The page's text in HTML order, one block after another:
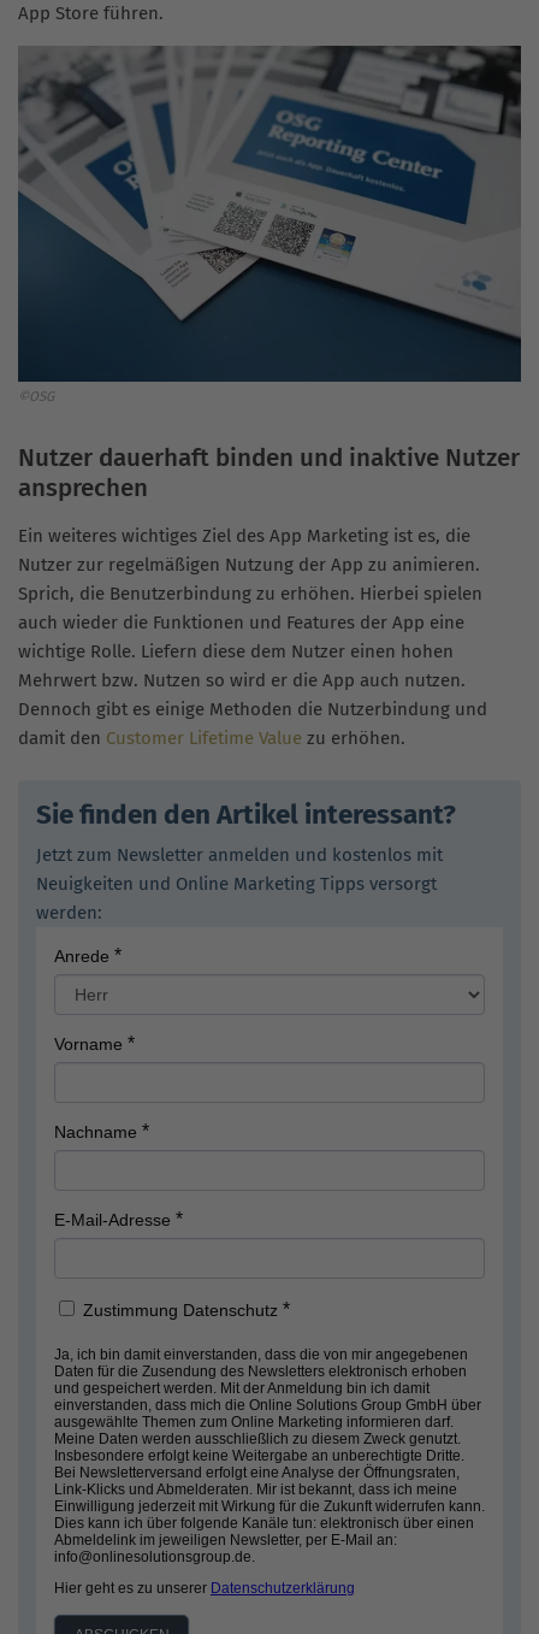
App Store führen.
©OSG
Nutzer dauerhaft binden und inaktive Nutzer
ansprechen
Ein weiteres wichtiges Ziel des App Marketing ist es, die
Nutzer zur regelmäßigen Nutzung der App zu animieren.
Sprich, die Benutzerbindung zu erhöhen. Hierbei spielen
auch wieder die Funktionen und Features der App eine
wichtige Rolle. Liefern diese dem Nutzer einen hohen
Mehrwert bzw. Nutzen so wird er die App auch nutzen.
Dennoch gibt es einige Methoden die Nutzerbindung und
damit den Customer Lifetime Value zu erhöhen.
Sie finden den Artikel interessant?
Jetzt zum Newsletter anmelden und kostenlos mit
Neuigkeiten und Online Marketing Tipps versorgt
werden: